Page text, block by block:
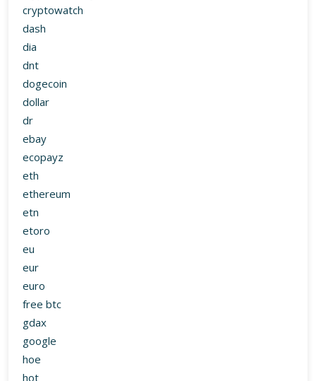
cryptowatch
dash
dia
dnt
dogecoin
dollar
dr
ebay
ecopayz
eth
ethereum
etn
etoro
eu
eur
euro
free btc
gdax
google
hoe
hot